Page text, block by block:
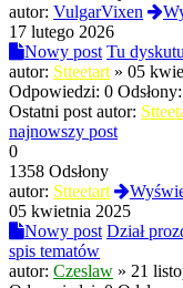
autor: VulgarVixen
17 lutego 2026
Nowy post Tu
autor: Stteetart » 05
Odpowiedzi: 0 Odsłony:
Ostatni post autor:
najnowszy post
0
1358 Odsłony
autor: Stteetart
05 kwietnia 2025
Nowy post Dział
spis tematów
autor: Czeslaw » 21